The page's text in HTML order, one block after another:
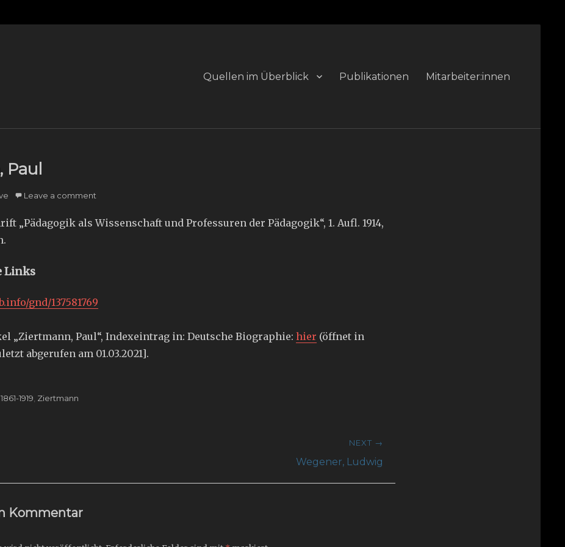
Primary
Quellen im Überblick Publikationen Mitarbeiter:innen
Leave a comment
„Pädagogik als Wissenschaft und Professuren der Pädagogik“, 1. Aufl. 1914,
Links
gnd/137581769
„Ziertmann, Paul“, Indexeintrag in: Deutsche Biographie: hier (öffnet in
abgerufen am 01.03.2021].
1861-1919 Ziertmann
NEXT →
Wegener, Ludwig
Kommentar